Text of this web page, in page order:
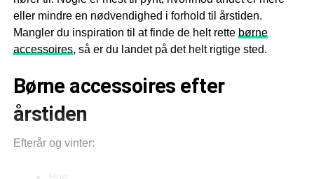
eller mindre en nødvendighed i forhold til årstiden.
Mangler du inspiration til at finde de helt rette børne
accessoires, så er du landet på det helt rigtige sted.
Børne accessoires efter
årstiden
Efterår og vinter: